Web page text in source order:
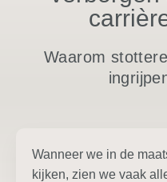
Waarom
Wanneer we in de
kijken, zien we vaak